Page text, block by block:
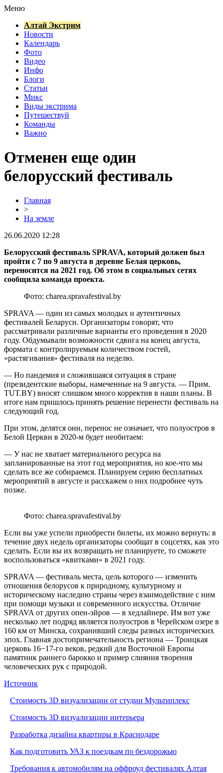
Меню
Алтай Экстрим
Новости
Календарь
Фото
Видео
Инфо
Блоги
Статьи
Микс
Виды экстрима
Путешествуй
Команды
Важно
Отменен еще один
белорусский фестиваль
Главная
>
На земле
26.06.2020 12:28
Белорусский фестиваль SPRAVA, который должен был
пройти с 7 по 9 августа в деревне Белая церковь,
переносится на 2021 год. Об этом в социальных сетях
сообщила команда проекта.
Фото: charea.spravafestival.by
SPRAVA — один из самых молодых и аутентичных
фестивалей Беларуси. Организаторы говорят, что
рассматривали различные варианты его проведения в 2020
году. Обдумывали возможности сдвига на конец августа,
формата с контролируемым количеством гостей,
«растягивания» фестиваля на неделю.
— Но пандемия и сложившаяся ситуация в стране
(президентские выборы, намеченные на 9 августа. — Прим.
TUT.BY) вносят слишком много корректив в наши планы. В
итоге нам пришлось принять решение перенести фестиваль на
следующий год.
При этом, делятся они, перенос не означает, что полуостров в
Белой Церкви в 2020-м будет необитаем:
— У нас не хватает материального ресурса на
запланированные на этот год мероприятия, но кое-что мы
сделать все же собираемся. Планируем серию бесплатных
мероприятий в августе и расскажем о них подробнее чуть
позже.
Фото: charea.spravafestival.by
Если вы уже успели приобрести билеты, их можно вернуть: в
течение двух недель организаторы сообщат в соцсетях, как это
сделать. Если вы их возвращать не планируете, то сможете
воспользоваться «квитками» в 2021 году.
SPRAVA — фестиваль места, цель которого — изменить
отношения белорусов к природному, культурному и
историческому наследию страны через взаимодействие с ним
при помощи музыки и современного искусства. Отличие
SPRAVA от других опен-эйров — в хедлайнере. Им вот уже
несколько лет подряд является полуостров в Черейском озере в
160 км от Минска, сохранивший следы разных исторических
эпох. Главная достопримечательность региона — Троицкая
церковь 16−17-го веков, редкий для Восточной Европы
памятник раннего барокко и пример слияния творения
человеческих рук с природой.
Источник
Стоимость 3D визуализации от студии Мультиплекс
Стоимость 3D визуализации интерьера
Разработка дизайна квартиры в Краснодаре
Как подготовить УАЗ к поездкам по бездорожью
Требования к автомобилям на оффроуд фестивалях Алтая